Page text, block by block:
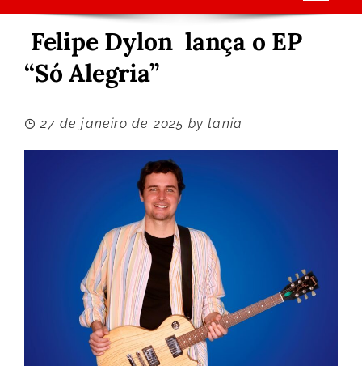
Felipe Dylon lança o EP
“Só Alegria”
27 de janeiro de 2025 bytania